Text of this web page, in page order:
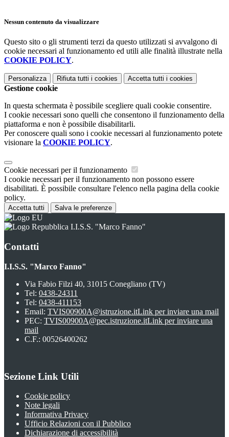
Nessun contenuto da visualizzare
Questo sito o gli strumenti terzi da questo utilizzati si avvalgono di
cookie necessari al funzionamento ed utili alle finalità illustrate nella
COOKIE POLICY.
Personalizza Rifiuta tutti i cookies Accetta tutti i cookies
Gestione cookie
In questa schermata è possibile scegliere quali cookie consentire.
I cookie necessari sono quelli che consentono il funzionamento della
piattaforma e non è possibile disabilitarli.
Per conoscere quali sono i cookie necessari al funzionamento potete
visionare la COOKIE POLICY.
Cookie necessari per il funzionamento
I cookie necessari per il funzionamento non possono essere
disabilitati. È possibile consultare l'elenco nella pagina della cookie
policy.
Accetta tutti Salva le preferenze
I.I.S.S. "Marco Fanno"
Contatti
I.I.S.S. "Marco Fanno"
Via Fabio Filzi 40, 31015 Conegliano (TV)
Tel: 0438-24311
Tel: 0438-411153
Email: TVIS00900A@istruzione.itLink per inviare una mail
PEC: TVIS00900A@pec.istruzione.itLink per inviare una
mail
C.F.: 00526400262
Sezione Link Utili
Cookie policy
Note legali
Informativa Privacy
Ufficio Relazioni con il Pubblico
Dichiarazione di accessibilità